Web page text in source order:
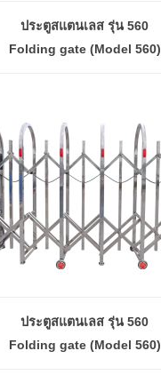
ประตูสแตนเลส รุ่น 560
Folding gate (Model 560)
ประตูสแตนเลส รุ่น 560
Folding gate (Model 560)